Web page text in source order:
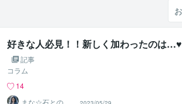
好きな人必見！！新しく加わったのは…♥
記事
コラム
14
まな☆石との絆